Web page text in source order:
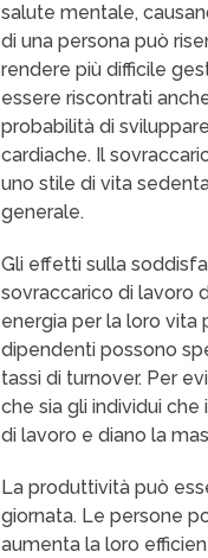
salute mentale,
di una persona può
rendere più difficile
essere riscontrati
probabilità di
cardiache. Il
uno stile di vita
generale.
Gli effetti sulla
sovraccarico di lavoro
energia per la loro vita
dipendenti possono
tassi di turnover. Per
che sia gli individui
di lavoro e diano la
La produttività può
giornata. Le persone
aumenta la loro